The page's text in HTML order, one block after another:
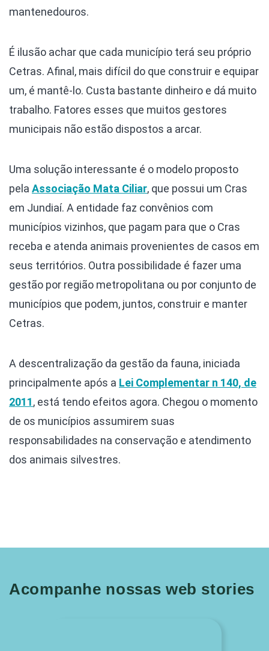
mantenedouros.
É ilusão achar que cada município terá seu próprio
Cetras. Afinal, mais difícil do que construir e equipar
um, é mantê-lo. Custa bastante dinheiro e dá muito
trabalho. Fatores esses que muitos gestores
municipais não estão dispostos a arcar.
Uma solução interessante é o modelo proposto
pela Associação Mata Ciliar, que possui um Cras
em Jundiaí. A entidade faz convênios com
municípios vizinhos, que pagam para que o Cras
receba e atenda animais provenientes de casos em
seus territórios. Outra possibilidade é fazer uma
gestão por região metropolitana ou por conjunto de
municípios que podem, juntos, construir e manter
Cetras.
A descentralização da gestão da fauna, iniciada
principalmente após a Lei Complementar n 140, de
2011, está tendo efeitos agora. Chegou o momento
de os municípios assumirem suas
responsabilidades na conservação e atendimento
dos animais silvestres.
Acompanhe nossas web stories